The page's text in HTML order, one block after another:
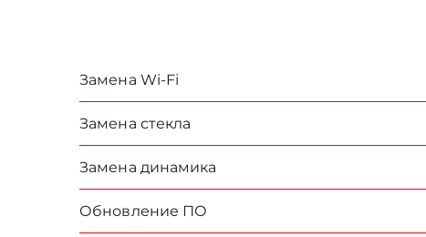
Замена Wi-Fi
Замена стекла
Замена динамика
Обновление ПО